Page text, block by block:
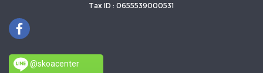
Tax ID : 0655539000531
@skoacenter